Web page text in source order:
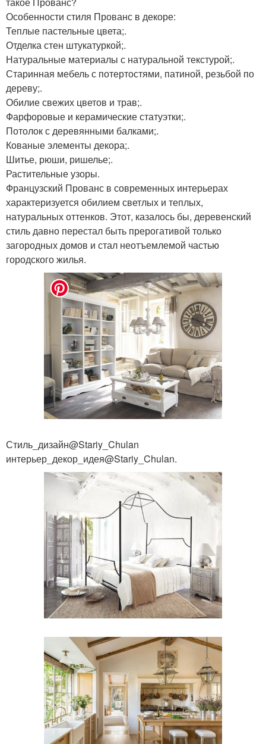
Особенности стиля Прованс в декоре:
Теплые пастельные цвета;.
Отделка стен штукатуркой;.
Натуральные материалы с натуральной текстурой;.
Старинная мебель с потертостями, патиной, резьбой по
дереву;.
Обилие свежих цветов и трав;.
Фарфоровые и керамические статуэтки;.
Потолок с деревянными балками;.
Кованые элементы декора;.
Шитье, рюши, ришелье;.
Растительные узоры.
Французский Прованс в современных интерьерах
характеризуется обилием светлых и теплых,
натуральных оттенков. Этот, казалось бы, деревенский
стиль давно перестал быть прерогативой только
загородных домов и стал неотъемлемой частью
городского жилья.
Стиль_дизайн@Stariy_Chulan
интерьер_декор_идея@Stariy_Chulan.